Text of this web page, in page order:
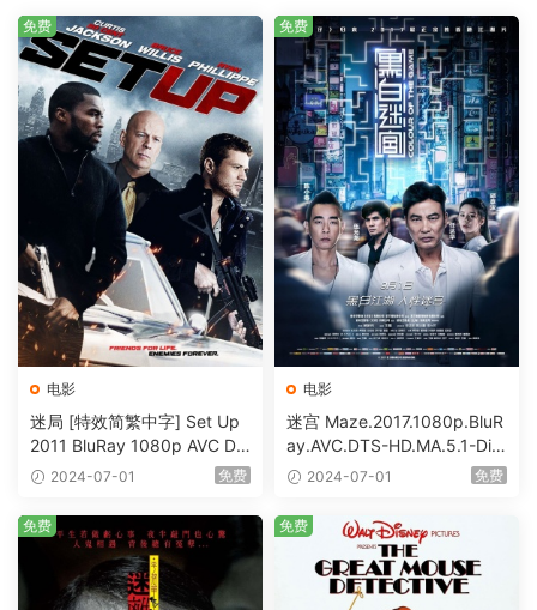
电影
迷局 [特效简繁中字] Set Up
2011 BluRay 1080p AVC DT
S-HD MA5.1-shhaclm@CHD
2024-07-01 免费
免费
电影
迷宫 Maze.2017.1080p.BluR
ay.AVC.DTS-HD.MA.5.1-DiY
@HDHome [BDISO 19.7GB]
2024-07-01 免费
免费
免费 免费